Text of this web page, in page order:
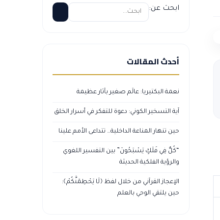
ابحث عن:
أحدث المقالات
نعمة البكتيريا: عالَم صغير بآثار عظيمة
آية التسخير الكوني: دعوة للتفكر في أسرار الخلق
حين تنهار المناعة الداخلية… تتداعى الأمم علينا
“كُلٌّ فِي فَلَكٍ يَسْبَحُونَ” بين التفسير اللغوي
والرؤية الفلكية الحديثة
الإعجاز القرآني من خلال لفظ ﴿لَا يَحْطِمَنَّكُمْ﴾:
حين يلتقي الوحي بالعلم